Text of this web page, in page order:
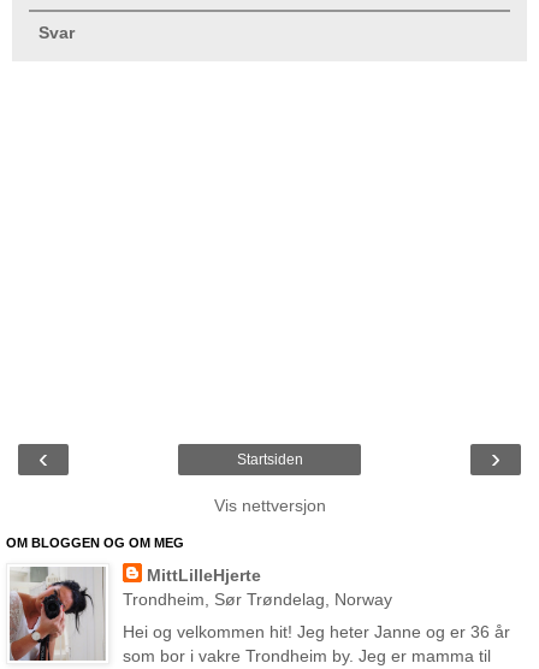
Svar
‹ ›
Startsiden
Vis nettversjon
OM BLOGGEN OG OM MEG
MittLilleHjerte
Trondheim, Sør Trøndelag, Norway
Hei og velkommen hit! Jeg heter Janne og er 36 år
som bor i vakre Trondheim by. Jeg er mamma til